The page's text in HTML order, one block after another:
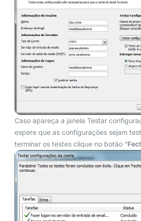
Caso apareça a janela Testar
espere que as configurações sejam
terminar os testes clique no botão “